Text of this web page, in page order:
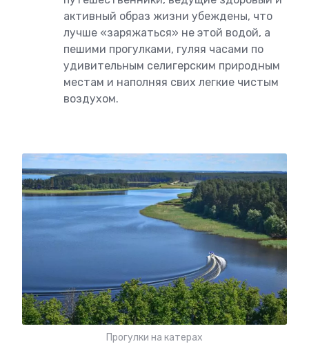
активный образ жизни убеждены, что
лучше «заряжаться» не этой водой, а
пешими прогулками, гуляя часами по
удивительным селигерским природным
местам и наполняя свих легкие чистым
воздухом.
Прогулки на катерах